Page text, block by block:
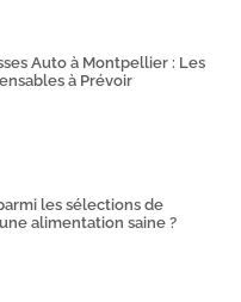
Auto à Montpellier : Les
à Prévoir
les sélections de
alimentation saine ?